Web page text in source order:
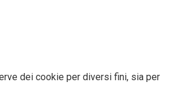
dei cookie per diversi fini, sia per